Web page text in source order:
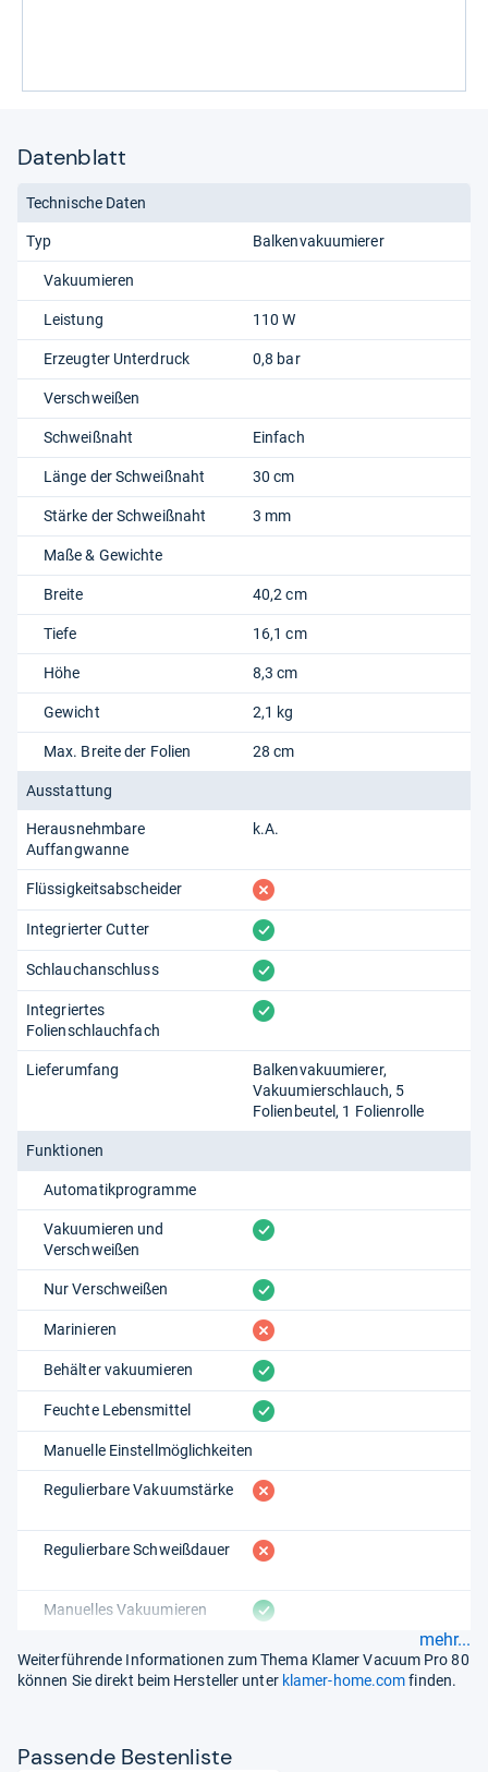
Datenblatt
Technische Daten
Typ Balkenvakuumierer
Vakuumieren
Leistung 110 W
Erzeugter Unterdruck 0,8 bar
Verschweißen
Schweißnaht Einfach
Länge der Schweißnaht 30 cm
Stärke der Schweißnaht 3 mm
Maße & Gewichte
Breite 40,2 cm
Tiefe 16,1 cm
Höhe 8,3 cm
Gewicht 2,1 kg
Max. Breite der Folien 28 cm
Ausstattung
Herausnehmbare
Auffangwanne
k.A.
Flüssigkeitsabscheider fehlt
Integrierter Cutter vorhanden
Schlauchanschluss vorhanden
Integriertes
Folienschlauchfach
vorhanden
Lieferumfang
Balkenvakuumierer,
Vakuumierschlauch, 5
Folienbeutel, 1 Folienrolle
Funktionen
Automatikprogramme
Vakuumieren und
Verschweißen
vorhanden
Nur Verschweißen vorhanden
Marinieren fehlt
Behälter vakuumieren vorhanden
Feuchte Lebensmittel vorhanden
Manuelle Einstellmöglichkeiten
Regulierbare Vakuumstärke fehlt
Regulierbare Schweißdauer fehlt
Manuelles Vakuumieren vorhanden
mehr...
Weiterführende Informationen zum Thema Klamer Vacuum Pro 80
können Sie direkt beim Hersteller unter klamer-home.comfinden.
Pas­sende Bes­ten­liste